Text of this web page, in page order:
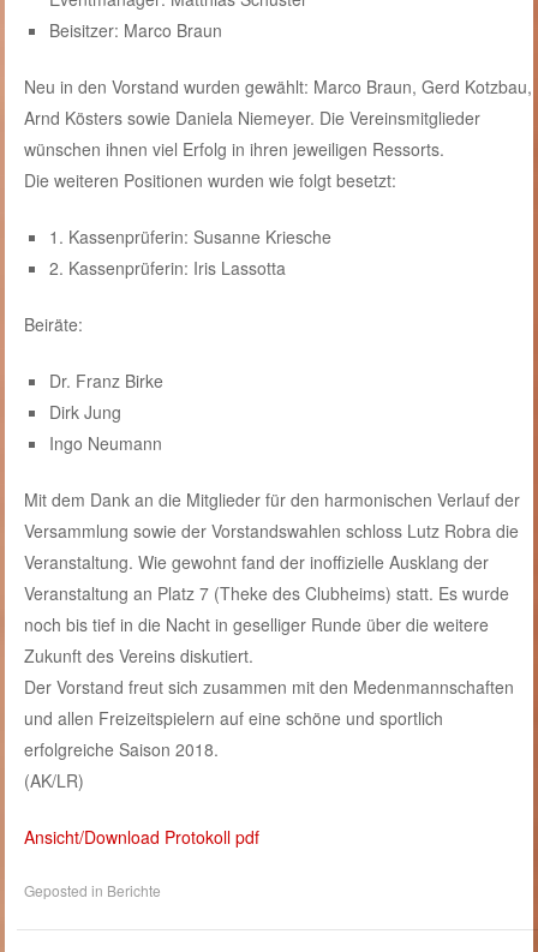
Beisitzer: Marco Braun
Neu in den Vorstand wurden gewählt: Marco Braun, Gerd Kotzbau,
Arnd Kösters sowie Daniela Niemeyer. Die Vereinsmitglieder
wünschen ihnen viel Erfolg in ihren jeweiligen Ressorts.
Die weiteren Positionen wurden wie folgt besetzt:
1. Kassenprüferin: Susanne Kriesche
2. Kassenprüferin: Iris Lassotta
Beiräte:
Dr. Franz Birke
Dirk Jung
Ingo Neumann
Mit dem Dank an die Mitglieder für den harmonischen Verlauf der
Versammlung sowie der Vorstandswahlen schloss Lutz Robra die
Veranstaltung. Wie gewohnt fand der inoffizielle Ausklang der
Veranstaltung an Platz 7 (Theke des Clubheims) statt. Es wurde
noch bis tief in die Nacht in geselliger Runde über die weitere
Zukunft des Vereins diskutiert.
Der Vorstand freut sich zusammen mit den Medenmannschaften
und allen Freizeitspielern auf eine schöne und sportlich
erfolgreiche Saison 2018.
(AK/LR)
Ansicht/Download Protokoll pdf
Geposted in Berichte